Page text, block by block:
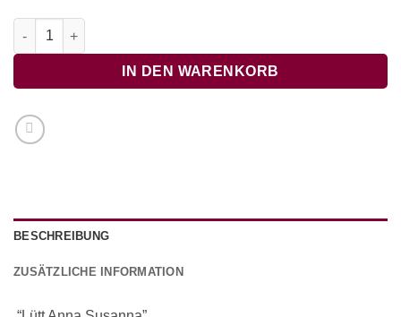
Lütt Anna Susanna Menge
IN DEN WARENKORB
BESCHREIBUNG
ZUSÄTZLICHE INFORMATION